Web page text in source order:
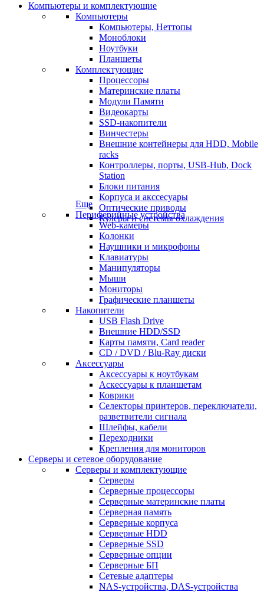
Компьютеры и комплектующие
Компьютеры
Компьютеры, Неттопы
Моноблоки
Ноутбуки
Планшеты
Комплектующие
Процессоры
Материнские платы
Модули Памяти
Видеокарты
SSD-накопители
Винчестеры
Внешние контейнеры для HDD, Mobile
racks
Контроллеры, порты, USB-Hub, Dock
Station
Блоки питания
Корпуса и акссесуары
Оптические приводы
Кулеры и системы охлаждения
Еще
Периферийные устройства
Web-камеры
Колонки
Наушники и микрофоны
Клавиатуры
Манипуляторы
Мыши
Мониторы
Графические планшеты
Накопители
USB Flash Drive
Внешние HDD/SSD
Карты памяти, Card reader
CD / DVD / Blu-Ray диски
Аксессуары
Аксессуары к ноутбукам
Аскессуары к планшетам
Коврики
Селекторы принтеров, переключатели,
разветвители сигнала
Шлейфы, кабели
Переходники
Крепления для мониторов
Серверы и сетевое оборудование
Серверы и комплектующие
Серверы
Серверные процессоры
Серверные материнские платы
Серверная память
Серверные корпуса
Серверные HDD
Серверные SSD
Серверные опции
Серверные БП
Сетевые адаптеры
NAS-устройства, DAS-устройства